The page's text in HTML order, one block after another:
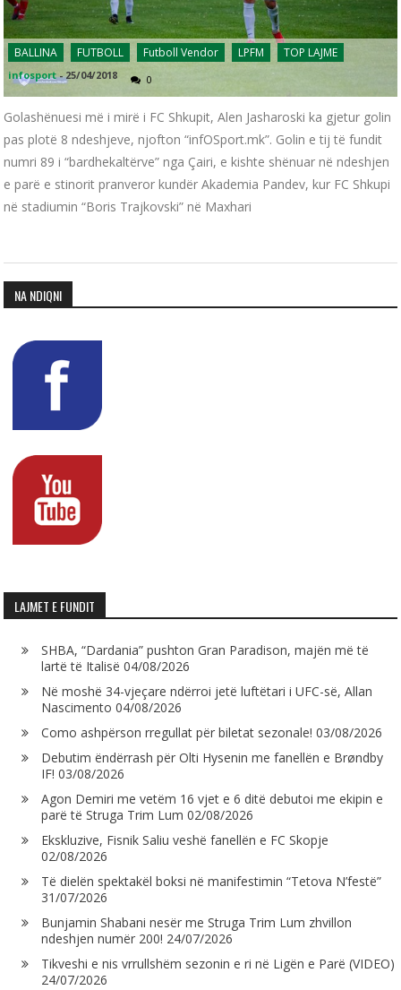
BALLINA FUTBOLL Futboll Vendor LPFM TOP LAJME
infosport -25/04/2018 0
Golashënuesi më i mirë i FC Shkupit, Alen Jasharoski ka gjetur golin
pas plotë 8 ndeshjeve, njofton “infOSport.mk”. Golin e tij të fundit
numri 89 i “bardhekaltërve” nga Çairi, e kishte shënuar në ndeshjen
e parë e stinorit pranveror kundër Akademia Pandev, kur FC Shkupi
në stadiumin “Boris Trajkovski” në Maxhari
NA NDIQNI
LAJMET E FUNDIT
SHBA, “Dardania” pushton Gran Paradison, majën më të
lartë të Italisë 04/08/2026
Në moshë 34-vjeçare ndërroi jetë luftëtari i UFC-së, Allan
Nascimento 04/08/2026
Como ashpërson rregullat për biletat sezonale! 03/08/2026
Debutim ëndërrash për Olti Hysenin me fanellën e Brøndby
IF! 03/08/2026
Agon Demiri me vetëm 16 vjet e 6 ditë debutoi me ekipin e
parë të Struga Trim Lum 02/08/2026
Ekskluzive, Fisnik Saliu veshë fanellën e FC Skopje
02/08/2026
Të dielën spektakël boksi në manifestimin “Tetova N’festë”
31/07/2026
Bunjamin Shabani nesër me Struga Trim Lum zhvillon
ndeshjen numër 200! 24/07/2026
Tikveshi e nis vrrullshëm sezonin e ri në Ligën e Parë (VIDEO)
24/07/2026